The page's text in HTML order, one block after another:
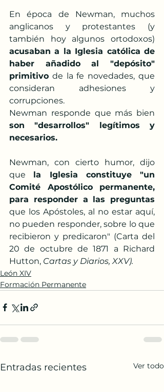
En época de Newman, muchos
anglicanos y protestantes (y
acusaban a la Iglesia católica de
haber añadido al "depósito"
primitivo de la fe novedades, que
consideran adhesiones y
corrupciones.
son "desarrollos" legítimos y
necesarios.
Newman, con cierto humor, dijo
que la Iglesia constituye "un
Comité Apostólico permanente,
para responder a las preguntas
que los Apóstoles, al no estar aquí,
no pueden responder, sobre lo que
recibieron y predicaron" (Carta del
20 de octubre de 1871 a Richard
Hutton, Cartas y Diarios, XXV).
León XIV
Formación Permanente
Entradas recientes Ver todo